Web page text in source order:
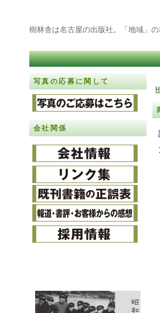
樹林舎は名古屋の出版社。「地域」の
写真の応募に関して
会社関係